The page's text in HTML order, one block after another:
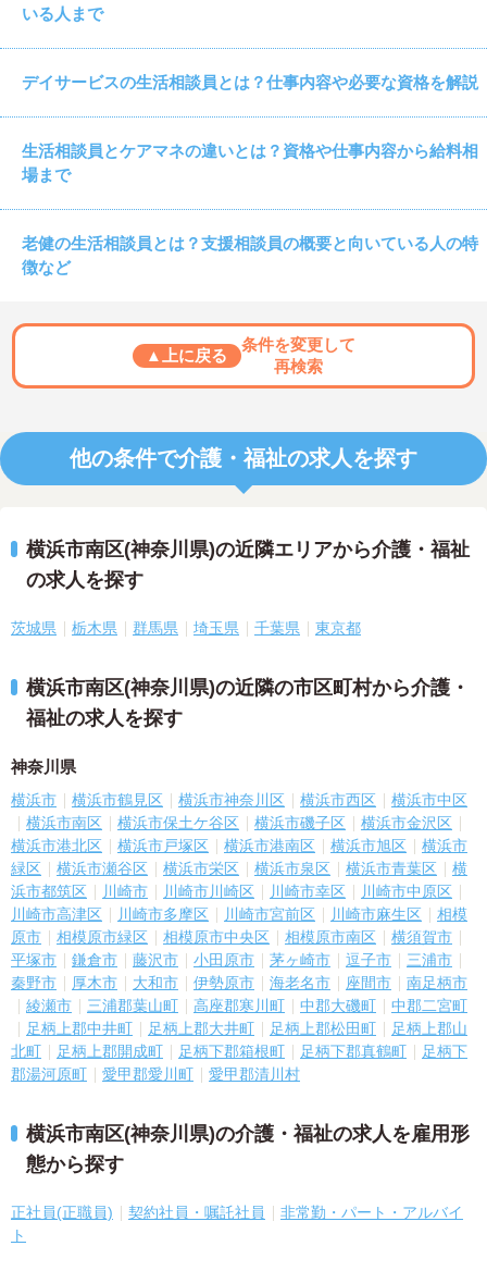
いる人まで
デイサービスの生活相談員とは？仕事内容や必要な資格を解説
生活相談員とケアマネの違いとは？資格や仕事内容から給料相
場まで
老健の生活相談員とは？支援相談員の概要と向いている人の特
徴など
▲上に戻る
条件を変更して
再検索
他の条件で介護・福祉の求人を探す
横浜市南区(神奈川県)の近隣エリアから介護・福祉
の求人を探す
茨城県 栃木県 群馬県 埼玉県 千葉県 東京都
横浜市南区(神奈川県)の近隣の市区町村から介護・
福祉の求人を探す
神奈川県
横浜市 横浜市鶴見区 横浜市神奈川区 横浜市西区
横浜市中区
横浜市南区
横浜市保土ケ谷区 横浜市磯子区
横浜市金沢区
横浜市港北区
横浜市戸塚区 横浜市港南区 横浜市旭区
横浜市
緑区
横浜市瀬谷区 横浜市栄区 横浜市泉区 横浜市青葉区
横
浜市都筑区
川崎市 川崎市川崎区 川崎市幸区
川崎市中原区
川崎市高津区
川崎市多摩区 川崎市宮前区 川崎市麻生区
相模
原市
相模原市緑区 相模原市中央区 相模原市南区
横須賀市
平塚市
鎌倉市 藤沢市 小田原市 茅ヶ崎市 逗子市
三浦市
秦野市
厚木市 大和市 伊勢原市 海老名市 座間市
南足柄市
綾瀬市
三浦郡葉山町 高座郡寒川町 中郡大磯町
中郡二宮町
足柄上郡中井町
足柄上郡大井町 足柄上郡松田町
足柄上郡山
北町
足柄上郡開成町 足柄下郡箱根町 足柄下郡真鶴町
足柄下
郡湯河原町
愛甲郡愛川町 愛甲郡清川村
横浜市南区(神奈川県)の介護・福祉の求人を雇用形
態から探す
正社員(正職員) 契約社員・嘱託社員
非常勤・パート・アルバイ
ト